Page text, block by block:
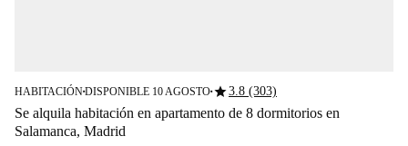
HABITACIÓN■DISPONIBLE 10 AGOSTO■star3.8 (303)
Se alquila habitación en apartamento de 8 dormitorios en
Salamanca, Madrid